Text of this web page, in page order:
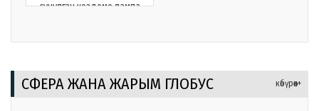
сунулган кездеме лампа
СФЕРА ЖАНА ЖАРЫМ ГЛОБУС көбүрөөк+